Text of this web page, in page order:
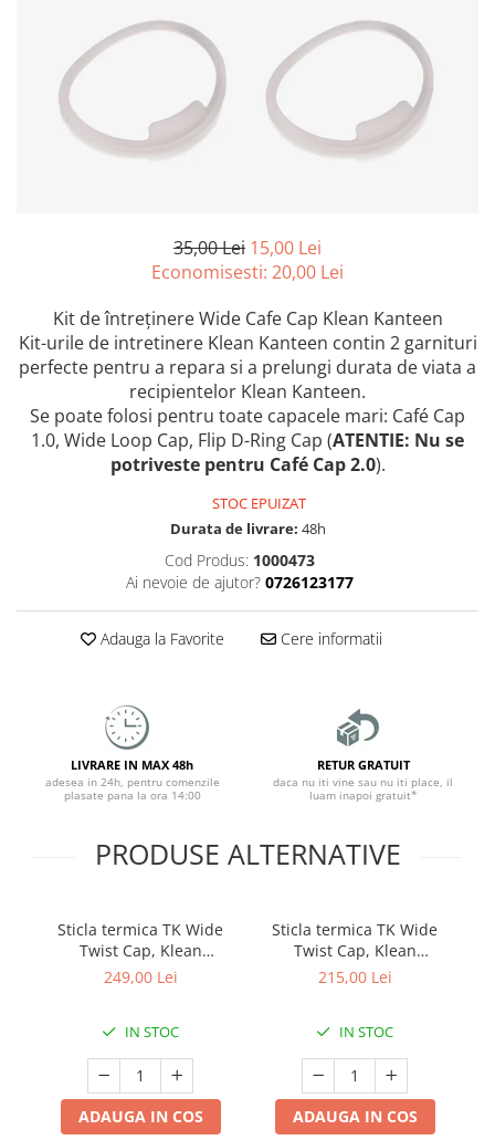
CHARLIE BANANA
BAMBINO MIO
LOVE TO DREAM
Pijamale
Chilotei de antrenament la olita
Olite si reductoare
BABIATORS
35,00 Lei 15,00 Lei
Economisesti: 20,00 Lei
Kit de întreţinere Wide Cafe Cap Klean Kanteen
Kit-urile de intretinere Klean Kanteen contin 2 garnituri
perfecte pentru a repara si a prelungi durata de viata a
recipientelor Klean Kanteen.
Se poate folosi pentru toate capacele mari: Café Cap
1.0, Wide Loop Cap, Flip D-Ring Cap (ATENTIE: Nu se
potriveste pentru Café Cap 2.0).
STOC EPUIZAT
Durata de livrare: 48h
Cod Produs: 1000473
Ai nevoie de ajutor? 0726123177
Adauga la Favorite Cere informatii
LIVRARE IN MAX 48h
adesea in 24h, pentru comenzile
plasate pana la ora 14:00
RETUR GRATUIT
daca nu iti vine sau nu iti place, il
luam inapoi gratuit*
PRODUSE ALTERNATIVE
Sticla termica TK Wide
Twist Cap, Klean
Kanteen, 355ml, Heart
249,00 Lei
IN STOC
ADAUGA IN COS
Sticla termica TK Wide
Twist Cap, Klean
Kanteen, 473 ml, Blue
215,00 Lei
IN STOC
ADAUGA IN COS